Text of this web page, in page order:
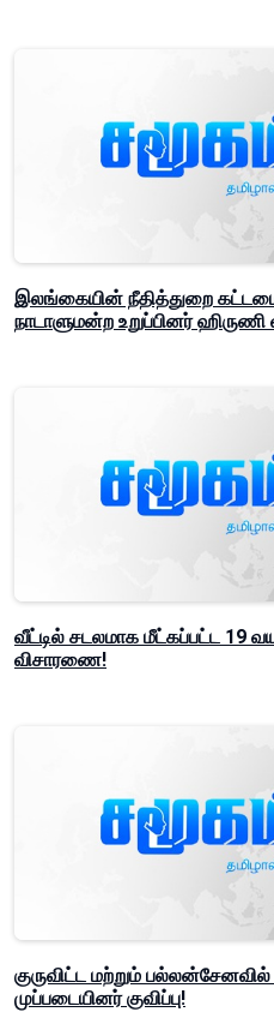
இலங்கையின் நீதித்துறை
நாடாளுமன்ற உறுப்பினர் ஹிருணி
வீட்டில் சடலமாக மீட்கப்பட்ட 19
விசாரணை!
குருவிட்ட மற்றும் பல்லன்சேனவில்
முப்படையினர் குவிப்பு!